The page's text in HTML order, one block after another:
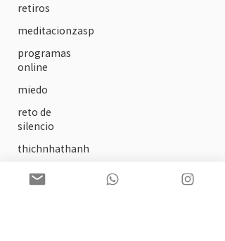
retiros
meditacionzasp
programas
online
miedo
reto de
silencio
thichnhathanh
detenerseparamirarprofundo